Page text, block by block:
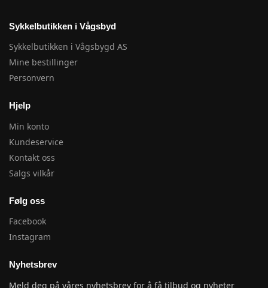
Sykkelbutikken i Vågsbyd
Sykkelbutikken i Vågsbygd AS
Mine bestillinger
Personvern
Hjelp
Min konto
Kundeservice
Kontakt oss
Salgs vilkår
Følg oss
Facebook
Instagram
Nyhetsbrev
Meld deg på våres nyhetsbrev for å få tilbud og nyheter